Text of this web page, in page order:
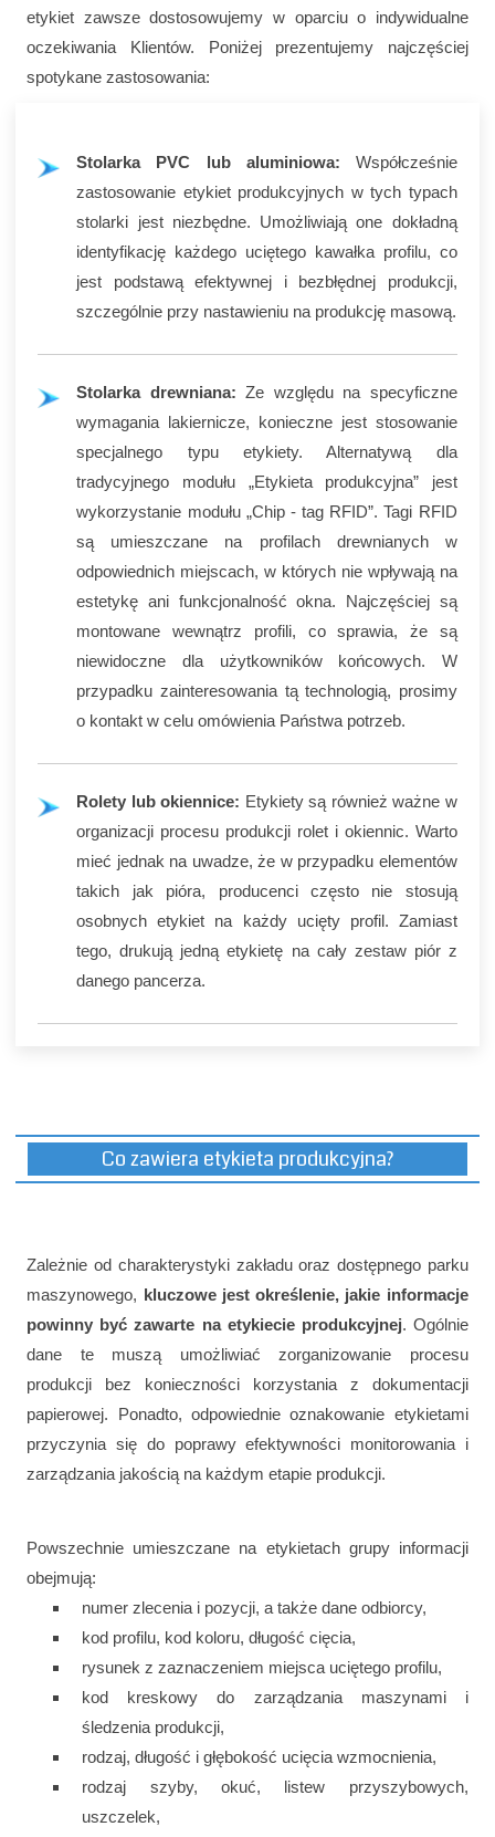
etykiet zawsze dostosowujemy w oparciu o indywidualne
oczekiwania Klientów. Poniżej prezentujemy najczęściej
spotykane zastosowania:
Stolarka PVC lub aluminiowa: Współcześnie
zastosowanie etykiet produkcyjnych w tych typach
stolarki jest niezbędne. Umożliwiają one dokładną
identyfikację każdego uciętego kawałka profilu, co
jest podstawą efektywnej i bezbłędnej produkcji,
szczególnie przy nastawieniu na produkcję masową.
Stolarka drewniana: Ze względu na specyficzne
wymagania lakiernicze, konieczne jest stosowanie
specjalnego typu etykiety. Alternatywą dla
tradycyjnego modułu „Etykieta produkcyjna” jest
wykorzystanie modułu „Chip - tag RFID”. Tagi RFID
są umieszczane na profilach drewnianych w
odpowiednich miejscach, w których nie wpływają na
estetykę ani funkcjonalność okna. Najczęściej są
montowane wewnątrz profili, co sprawia, że są
niewidoczne dla użytkowników końcowych. W
przypadku zainteresowania tą technologią, prosimy
o kontakt w celu omówienia Państwa potrzeb.
Rolety lub okiennice: Etykiety są również ważne w
organizacji procesu produkcji rolet i okiennic. Warto
mieć jednak na uwadze, że w przypadku elementów
takich jak pióra, producenci często nie stosują
osobnych etykiet na każdy ucięty profil. Zamiast
tego, drukują jedną etykietę na cały zestaw piór z
danego pancerza.
Co zawiera etykieta produkcyjna?
Zależnie od charakterystyki zakładu oraz dostępnego parku
maszynowego, kluczowe jest określenie, jakie informacje
powinny być zawarte na etykiecie produkcyjnej. Ogólnie
dane te muszą umożliwiać zorganizowanie procesu
produkcji bez konieczności korzystania z dokumentacji
papierowej. Ponadto, odpowiednie oznakowanie etykietami
przyczynia się do poprawy efektywności monitorowania i
zarządzania jakością na każdym etapie produkcji.
Powszechnie umieszczane na etykietach grupy informacji
obejmują:
numer zlecenia i pozycji, a także dane odbiorcy,
kod profilu, kod koloru, długość cięcia,
rysunek z zaznaczeniem miejsca uciętego profilu,
kod kreskowy do zarządzania maszynami i
śledzenia produkcji,
rodzaj, długość i głębokość ucięcia wzmocnienia,
rodzaj szyby, okuć, listew przyszybowych,
uszczelek,